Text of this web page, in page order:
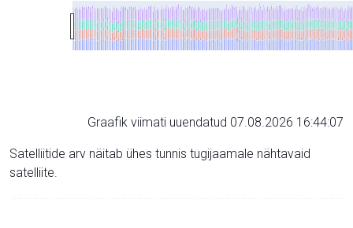
Graafik viimati uuendatud 07.08.2026 16:44:07
Satelliitide arv näitab ühes tunnis tugijaamale nähtavaid
satelliite.